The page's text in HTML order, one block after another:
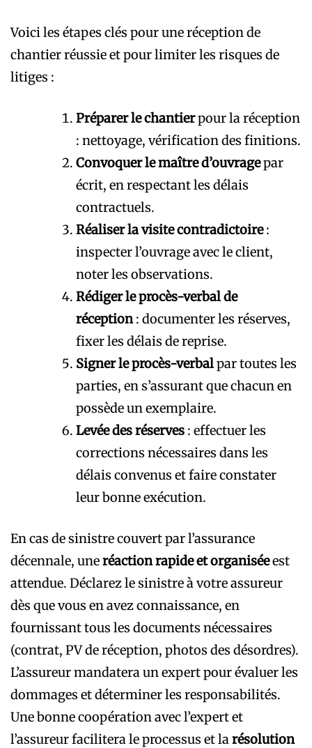
Voici les étapes clés pour une réception de
chantier réussie et pour limiter les risques de
litiges :
Préparer le chantierpour la réception
: nettoyage, vérification des finitions.
Convoquer le maître d’ouvragepar
écrit, en respectant les délais
contractuels.
Réaliser la visite contradictoire:
inspecter l’ouvrage avec le client,
noter les observations.
Rédiger le procès-verbal de
réception: documenter les réserves,
fixer les délais de reprise.
Signer le procès-verbalpar toutes les
parties, en s’assurant que chacun en
possède un exemplaire.
Levée des réserves : effectuer les
corrections nécessaires dans les
délais convenus et faire constater
leur bonne exécution.
En cas de sinistre couvert par l’assurance
décennale, uneréaction rapide et organiséeest
attendue. Déclarez le sinistre à votre assureur
dès que vous en avez connaissance, en
fournissant tous les documents nécessaires
(contrat, PV de réception, photos des désordres).
L’assureur mandatera un expert pour évaluer les
dommages et déterminer les responsabilités.
Une bonne coopération avec l’expert et
l’assureur facilitera le processus et larésolution